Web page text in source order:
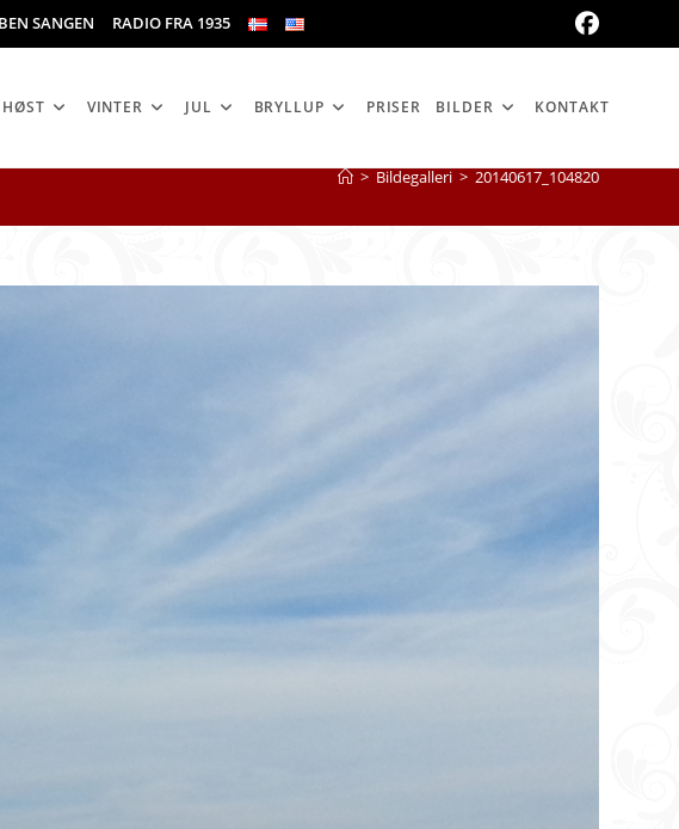
SANGEN RADIO FRA 1935
HØST VINTER JUL BRYLLUP PRISER BILDER KONTAKT
> Bildegalleri > 20140617_104820